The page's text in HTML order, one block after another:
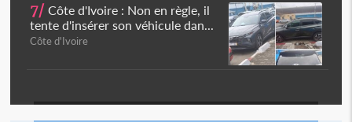
7/ Côte d'Ivoire : Non en règle, il
tente d'insérer son véhicule dan...
Côte d'Ivoire